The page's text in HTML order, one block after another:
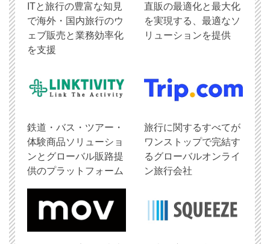
ITと旅行の豊富な知見
で海外・国内旅行のウ
ェブ販売と業務効率化
を支援
直販の最適化と最大化
を実現する、最適なソ
リューションを提供
鉄道・バス・ツアー・
体験商品ソリューショ
ンとグローバル販路提
供のプラットフォーム
旅行に関するすべてが
ワンストップで完結す
るグローバルオンライ
ン旅行会社